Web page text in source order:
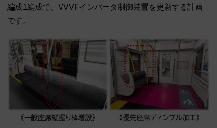
編成1編成で、VVVFインバータ制御装置を更新する計画
です。